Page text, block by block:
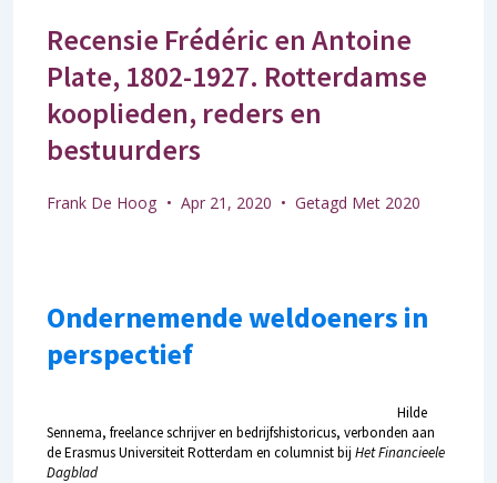
Recensie Frédéric en Antoine
Plate, 1802-1927. Rotterdamse
kooplieden, reders en
bestuurders
Frank De Hoog Apr 21, 2020 Getagd Met 2020
Ondernemende weldoeners in
perspectief
Hilde
Sennema, freelance schrijver en bedrijfshistoricus, verbonden aan
de Erasmus Universiteit Rotterdam en columnist bij Het Financieele
Dagblad